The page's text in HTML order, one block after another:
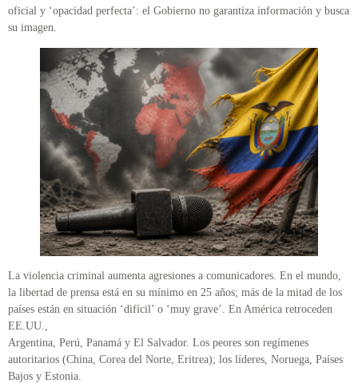
oficial y ‘opacidad perfecta’: el Gobierno no garantiza información y busca
su imagen.
La violencia criminal aumenta agresiones a comunicadores. En el mundo,
la libertad de prensa está en su mínimo en 25 años; más de la mitad de los
países están en situación ‘difícil’ o ‘muy grave’. En América retroceden
EE.UU.,
Argentina, Perú, Panamá y El Salvador. Los peores son regímenes
autoritarios (China, Corea del Norte, Eritrea); los líderes, Noruega, Países
Bajos y Estonia.